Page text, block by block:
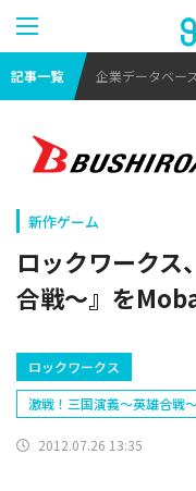
記事一覧 企業データベース
新作ゲーム
ロックワークス
合戦～』を
ロックワークス
激戦！三国演義〜英雄合戦
2012.07.26 13:35